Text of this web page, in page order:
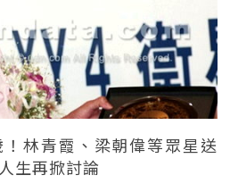
林青霞、梁朝偉等眾星送
生再掀討論